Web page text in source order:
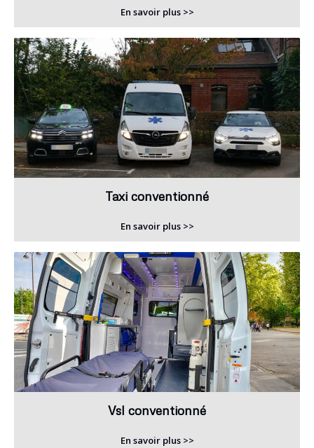
En savoir plus >>
Taxi conventionné
En savoir plus >>
Vsl conventionné
En savoir plus >>